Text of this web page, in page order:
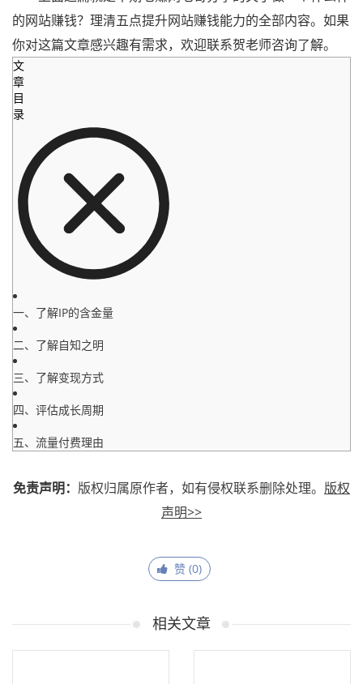
的网站赚钱？理清五点提升网站赚钱能力的全部内容。如果
你对这篇文章感兴趣有需求，欢迎联系贺老师咨询了解。
文
章
目
录
一、了解IP的含金量
二、了解自知之明
三、了解变现方式
四、评估成长周期
五、流量付费理由
免责声明： 版权归属原作者，如有侵权联系删除处理。 版权
声明>>
赞 (0)
相关文章